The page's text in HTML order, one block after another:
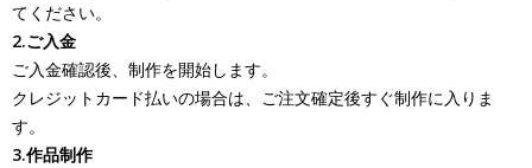
てください。
2.ご入金
ご入金確認後、制作を開始します。
クレジットカード払いの場合は、ご注文確定後すぐ制作に入りま
す。
3.作品制作